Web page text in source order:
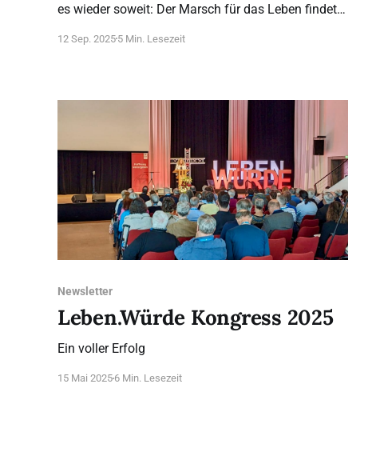
es wieder soweit: Der Marsch für das Leben findet
gleichzeitig in Köln statt. Die
Washingtonplatz / Hbf in Berlin. Auf den
12 Sep. 2025 5 Min. Lesezeit
Newsletter
Leben.Würde Kongress 2025
Ein voller Erfolg
15 Mai 2025 6 Min. Lesezeit